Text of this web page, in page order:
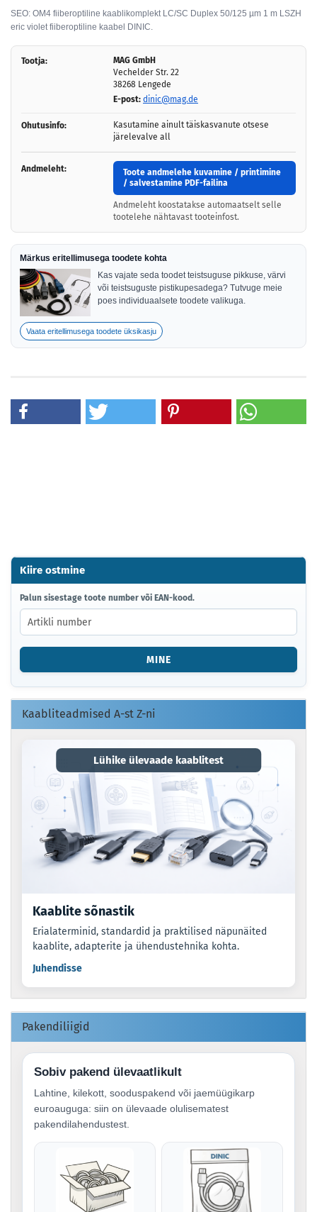
SEO: OM4 fiiberoptiline kaablikomplekt LC/SC Duplex 50/125 µm 1 m LSZH
eric violet fiiberoptiline kaabel DINIC.
Tootja:
MAG GmbH
Vechelder Str. 22
38268 Lengede
E-post: dinic@mag.de
Ohutusinfo:
Kasutamine ainult täiskasvanute otsese
järelevalve all
Andmeleht:
Toote andmelehe kuvamine / printimine
/ salvestamine PDF-failina
Andmeleht koostatakse automaatselt selle
tootelehe nähtavast tooteinfost.
Märkus eritellimusega toodete kohta
Kas vajate seda toodet teistsuguse pikkuse, värvi
või teistsuguste pistikupesadega? Tutvuge meie
poes individuaalsete toodete valikuga.
Vaata eritellimusega toodete üksikasju
Kiire ostmine
PALUN
SISESTAGE
TOOTE
NUMBER
VÕI
KOOD.
Palun sisestage toote number või EAN-kood.
MINE
Kaabliteadmised A-st Z-ni
Lühike ülevaade kaablitest
Kaablite sõnastik
Erialaterminid, standardid ja praktilised näpunäited
kaablite, adapterite ja ühendustehnika kohta.
Juhendisse
Pakendiliigid
Sobiv pakend ülevaatlikult
Lahtine, kilekott, sooduspakend või jaemüügikarp
euroauguga: siin on ülevaade olulisematest
pakendilahendustest.